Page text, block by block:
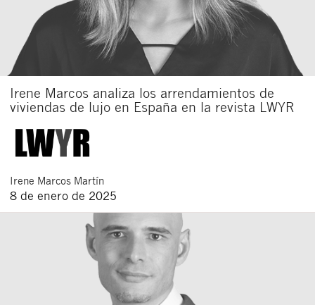
Irene Marcos analiza los arrendamientos de
viviendas de lujo en España en la revista LWYR
Irene Marcos Martín
8 de enero de 2025